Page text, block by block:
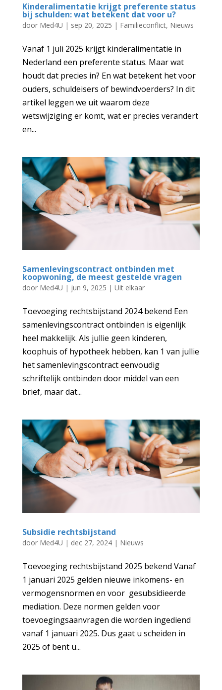
Kinderalimentatie krijgt preferente status
bij schulden: wat betekent dat voor u?
door Med4U | sep 20, 2025 | Familieconflict, Nieuws
Vanaf 1 juli 2025 krijgt kinderalimentatie in
Nederland een preferente status. Maar wat
houdt dat precies in? En wat betekent het voor
ouders, schuldeisers of bewindvoerders? In dit
artikel leggen we uit waarom deze
wetswijziging er komt, wat er precies verandert
en...
Samenlevingscontract ontbinden met
koopwoning, de meest gestelde vragen
door Med4U | jun 9, 2025 | Uit elkaar
Toevoeging rechtsbijstand 2024 bekend Een
samenlevingscontract ontbinden is eigenlijk
heel makkelijk. Als jullie geen kinderen,
koophuis of hypotheek hebben, kan 1 van jullie
het samenlevingscontract eenvoudig
schriftelijk ontbinden door middel van een
brief, maar dat...
Subsidie rechtsbijstand
door Med4U | dec 27, 2024| Nieuws
Toevoeging rechtsbijstand 2025 bekend Vanaf
1 januari 2025 gelden nieuwe inkomens- en
vermogensnormen en voor gesubsidieerde
mediation. Deze normen gelden voor
toevoegingsaanvragen die worden ingediend
vanaf 1 januari 2025. Dus gaat u scheiden in
2025 of bent u...